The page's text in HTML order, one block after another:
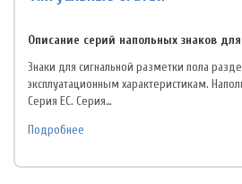
Описание серий напольных знаков
Знаки для сигнальной разметки пола
эксплуатационным характеристикам.
Серия EC. Серия…
Подробнее